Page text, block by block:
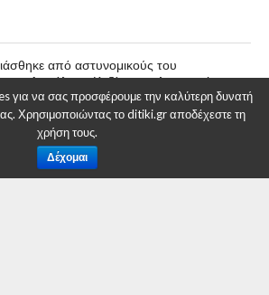
από αστυνομικούς του
Ασφάλειας Κοζάνης, τηλεφωνική
32χρονος ημεδαπός, για
30χρονου ημεδαπού στη
για να σας προσφέρουμε την καλύτερη δυνατή
Χρησιμοποιώντας το ditiki.gr αποδέχεστε τη
χρήση τους.
Δέχομαι